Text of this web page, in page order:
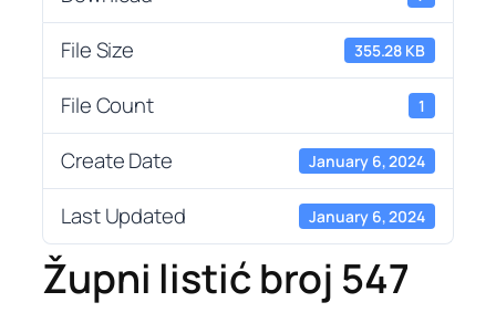
File Size 355.28 KB
File Count 1
Create Date January 6, 2024
Last Updated January 6, 2024
Župni listić broj 547